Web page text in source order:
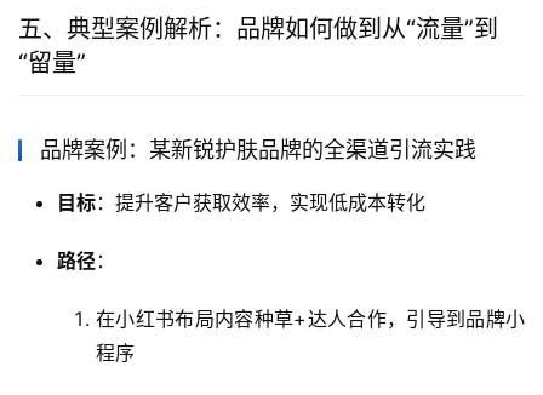
五、典型案例解析：品牌如何做到从“流量”到
“留量”
品牌案例：某新锐护肤品牌的全渠道引流实践
目标：提升客户获取效率，实现低成本转化
路径：
在小红书布局内容种草+达人合作，引导到品牌小
程序